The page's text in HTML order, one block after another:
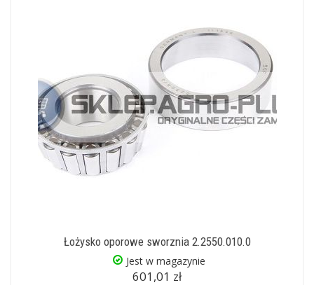
Łożysko oporowe sworznia 2.2550.010.0
Jest w magazynie
601,01 zł